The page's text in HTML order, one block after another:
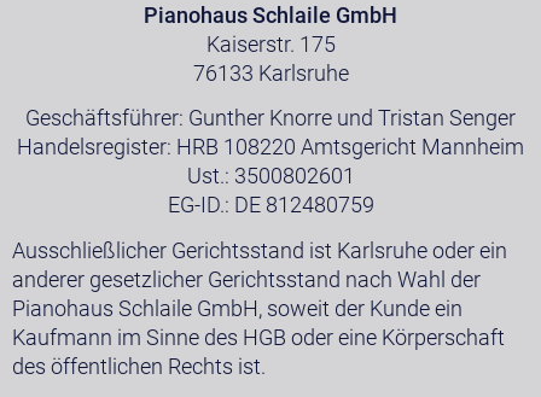
Pianohaus Schlaile GmbH
Kaiserstr. 175
76133 Karlsruhe
Geschäftsführer: Gunther Knorre und Tristan Senger
Handelsregister: HRB 108220 Amtsgericht Mannheim
Ust.: 3500802601
EG-ID.: DE 812480759
Ausschließlicher Gerichtsstand ist Karlsruhe oder ein
anderer gesetzlicher Gerichtsstand nach Wahl der
Pianohaus Schlaile GmbH, soweit der Kunde ein
Kaufmann im Sinne des HGB oder eine Körperschaft
des öffentlichen Rechts ist.